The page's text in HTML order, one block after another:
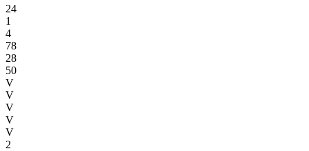
24
1
4
78
28
50
V
V
V
V
V
2